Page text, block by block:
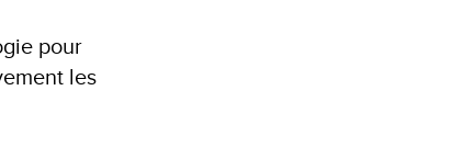
pour
les